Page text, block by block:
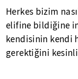
Herkes bizim
elifine bildiğine
kendisinin kendi
gerektiğini